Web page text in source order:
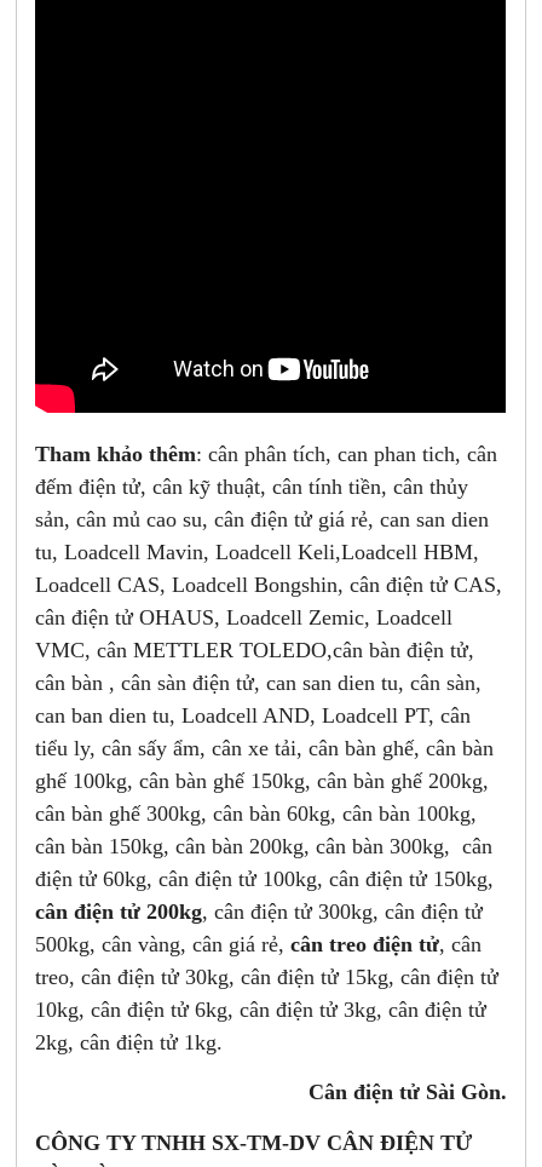
Tham khảo thêm: cân phân tích, can phan tich, cân
đếm điện tử, cân kỹ thuật, cân tính tiền, cân thủy
sản, cân mủ cao su, cân điện tử giá rẻ, can san dien
tu, Loadcell Mavin, Loadcell Keli,Loadcell HBM,
Loadcell CAS, Loadcell Bongshin, cân điện tử CAS,
cân điện tử OHAUS, Loadcell Zemic, Loadcell
VMC, cân METTLER TOLEDO,cân bàn điện tử,
cân bàn , cân sàn điện tử, can san dien tu, cân sàn,
can ban dien tu, Loadcell AND, Loadcell PT, cân
tiểu ly, cân sấy ẩm, cân xe tải, cân bàn ghế, cân bàn
ghế 100kg, cân bàn ghế 150kg, cân bàn ghế 200kg,
cân bàn ghế 300kg, cân bàn 60kg, cân bàn 100kg,
cân bàn 150kg, cân bàn 200kg, cân bàn 300kg, cân
điện tử 60kg, cân điện tử 100kg, cân điện tử 150kg,
cân điện tử 200kg, cân điện tử 300kg, cân điện tử
500kg, cân vàng, cân giá rẻ,cân treo điện tử, cân
treo, cân điện tử 30kg, cân điện tử 15kg, cân điện tử
10kg, cân điện tử 6kg, cân điện tử 3kg, cân điện tử
2kg, cân điện tử 1kg.
Cân điện tử Sài Gòn.
CÔNG TY TNHH SX-TM-DV CÂN ĐIỆN TỬ